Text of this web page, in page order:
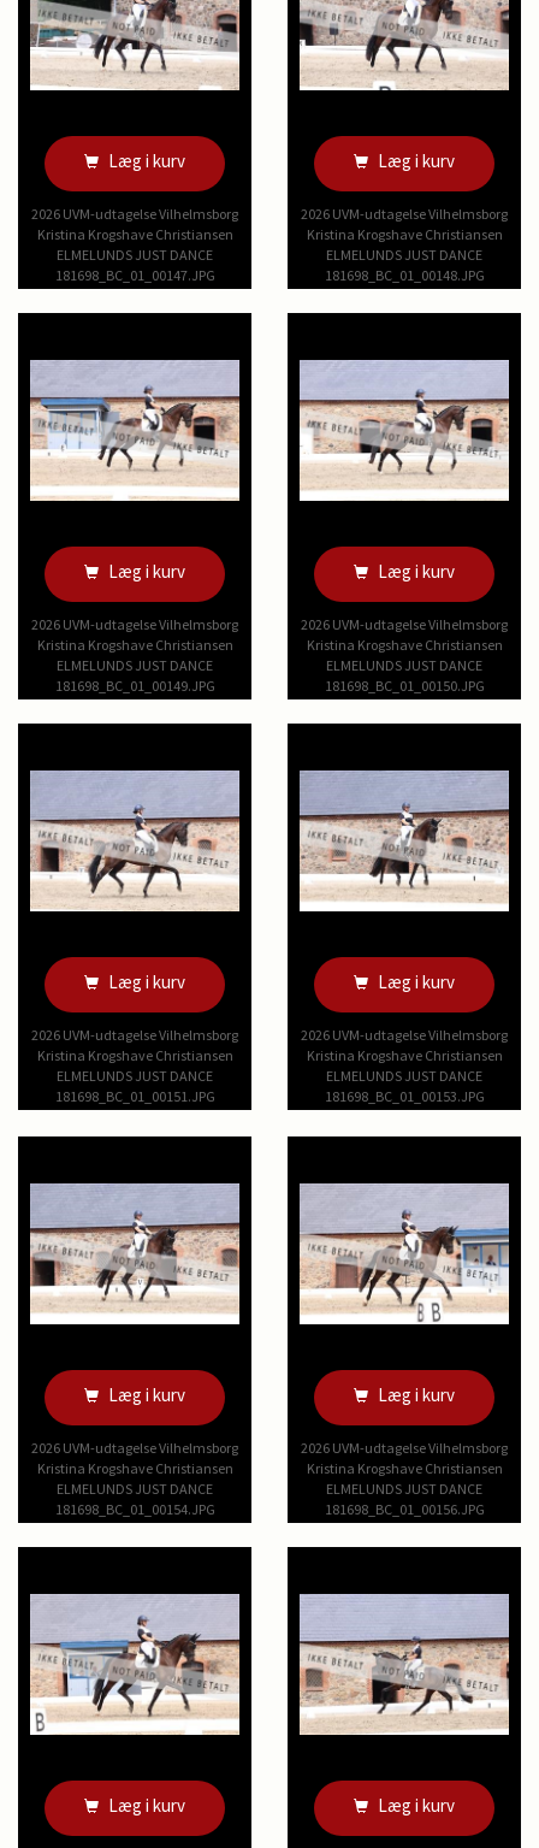
Læg i kurv
2026 UVM-udtagelse Vilhelmsborg
Kristina Krogshave Christiansen
ELMELUNDS JUST DANCE
181698_BC_01_00147.JPG
Læg i kurv
2026 UVM-udtagelse Vilhelmsborg
Kristina Krogshave Christiansen
ELMELUNDS JUST DANCE
181698_BC_01_00148.JPG
Læg i kurv
2026 UVM-udtagelse Vilhelmsborg
Kristina Krogshave Christiansen
ELMELUNDS JUST DANCE
181698_BC_01_00149.JPG
Læg i kurv
2026 UVM-udtagelse Vilhelmsborg
Kristina Krogshave Christiansen
ELMELUNDS JUST DANCE
181698_BC_01_00150.JPG
Læg i kurv
2026 UVM-udtagelse Vilhelmsborg
Kristina Krogshave Christiansen
ELMELUNDS JUST DANCE
181698_BC_01_00151.JPG
Læg i kurv
2026 UVM-udtagelse Vilhelmsborg
Kristina Krogshave Christiansen
ELMELUNDS JUST DANCE
181698_BC_01_00153.JPG
Læg i kurv
2026 UVM-udtagelse Vilhelmsborg
Kristina Krogshave Christiansen
ELMELUNDS JUST DANCE
181698_BC_01_00154.JPG
Læg i kurv
2026 UVM-udtagelse Vilhelmsborg
Kristina Krogshave Christiansen
ELMELUNDS JUST DANCE
181698_BC_01_00156.JPG
Læg i kurv Læg i kurv